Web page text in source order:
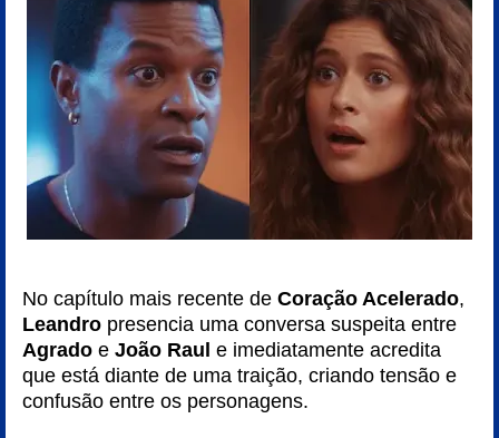
No capítulo mais recente de Coração Acelerado,
Leandro presencia uma conversa suspeita entre
Agrado e João Raul e imediatamente acredita
que está diante de uma traição, criando tensão e
confusão entre os personagens.